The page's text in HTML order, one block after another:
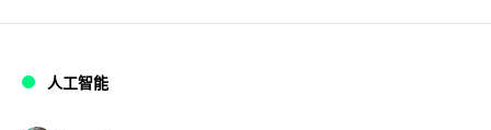
人工智能